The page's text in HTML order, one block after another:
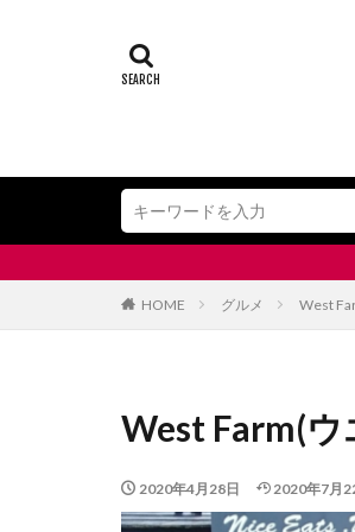
HOME グルメ West
West Farm(
2020年4月28日 2020年7月